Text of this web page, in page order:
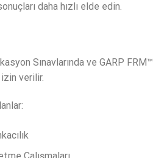
daha hızlı elde edin.
Sınavlarında ve GARP FRM™
izin verilir.